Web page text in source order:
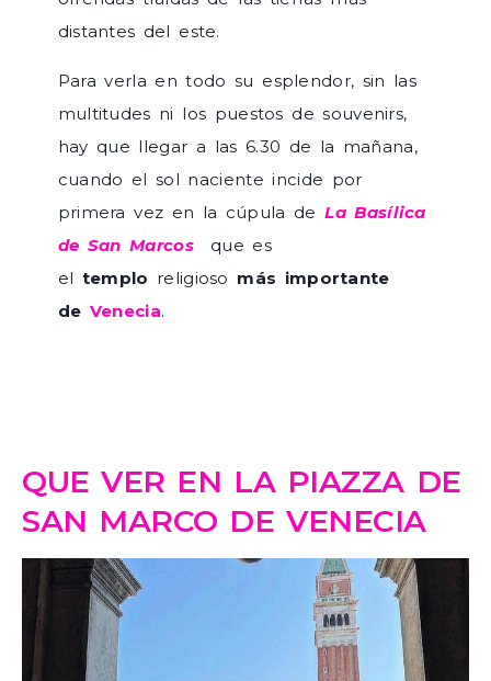
distantes del este.
Para verla en todo su esplendor, sin las
multitudes ni los puestos de souvenirs,
hay que llegar a las 6.30 de la mañana,
cuando el sol naciente incide por
primera vez en la cúpula deLa Basílica
de San Marcos
que es
el templo religioso más importante
de Venecia.
QUE VER EN LA PIAZZA DE
SAN MARCO DE VENECIA